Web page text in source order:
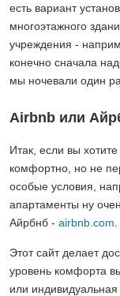
есть вариант
многоэтажного
учреждения -
конечно сначала
мы ночевали один
Airbnb или
Итак, если вы
комфортно, но не
особые условия,
апартаменты ну
Айрбнб - airbnb.com
Этот сайт делает
уровень комфорта
или